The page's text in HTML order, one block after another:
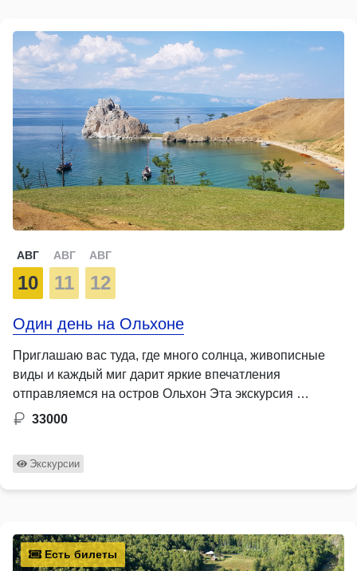
АВГ
10
АВГ
11
АВГ
12
Один день на Ольхоне
Приглашаю вас туда, где много солнца, живописные
виды и каждый миг дарит яркие впечатления
отправляемся на остров Ольхон Эта экскурсия …
33000
Экскурсии
Есть билеты